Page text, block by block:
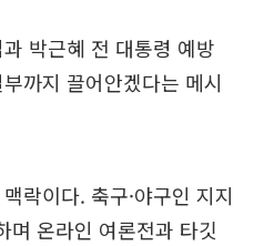
박근혜 전 대통령 예방
까지 끌어안겠다는 메시
락이다. 축구·야구인 지지
며 온라인 여론전과 타깃